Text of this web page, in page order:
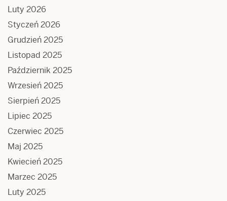
Luty 2026
Styczeń 2026
Grudzień 2025
Listopad 2025
Październik 2025
Wrzesień 2025
Sierpień 2025
Lipiec 2025
Czerwiec 2025
Maj 2025
Kwiecień 2025
Marzec 2025
Luty 2025